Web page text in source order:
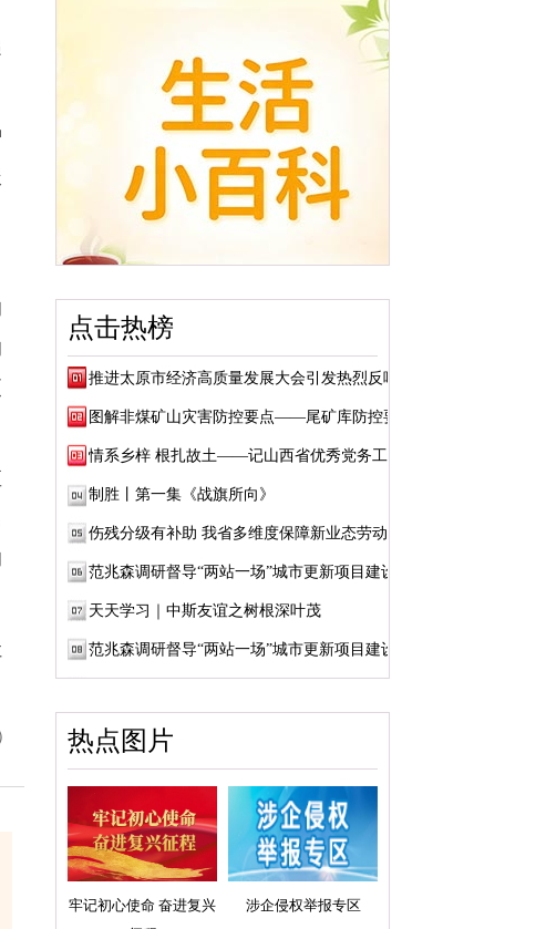
点击热榜
推进太原市经济高质量发展大会引发热烈反响
图解非煤矿山灾害防控要点——尾矿库防控要点
情系乡梓 根扎故土——记山西省优秀党务工作...
制胜丨第一集《战旗所向》
伤残分级有补助 我省多维度保障新业态劳动者...
范兆森调研督导“两站一场”城市更新项目建设
天天学习｜中斯友谊之树根深叶茂
范兆森调研督导“两站一场”城市更新项目建设
热点图片
牢记初心使命 奋进复兴
涉企侵权举报专区